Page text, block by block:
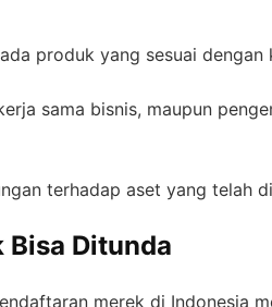
produk yang sesuai dengan
sama bisnis, maupun
terhadap aset yang telah
Bisa Ditunda
merek di Indonesia